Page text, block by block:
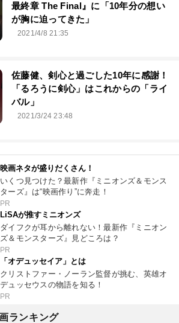
最終章 The Final』に「10年分の想い
が胸に迫ってきた」
2021/4/8 21:35
佐藤健、剣心と過ごした10年に感謝！
「るろうに剣心」はこれからの「ライ
バル」
2021/3/24 23:48
映画ネタが盛りだくさん！
いくつ見つけた？最新作『ミニオンズ＆モンス
ターズ』は“映画作り”に奔走！
PR
LiSAが推すミニオンズ
ダイフクが耳から離れない！最新作『ミニオン
ズ＆モンスターズ』見どころは？
PR
「オデュッセイア」とは
クリストファー・ノーラン監督が挑む、英雄オ
デュッセウスの物語を知る！
PR
ランキング